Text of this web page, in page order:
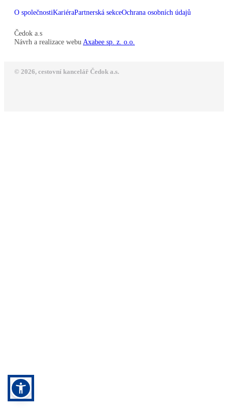
O společnostiKariéraPartnerská sekceOchrana osobních údajů
Čedok a.s
Návrh a realizace webu Axabee sp. z. o.o.
© 2026, cestovní kancelář Čedok a.s.